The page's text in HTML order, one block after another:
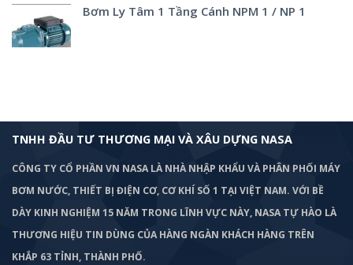
Bơm Ly Tâm 1 Tầng Cánh NPM 1 / NP 1
TNHH ĐẦU TƯ THƯƠNG MẠI VÀ XÂU DỰNG NASA
CÔNG TY CỔ PHẦN VN NASA LÀ NHÀ NHẬP KHẨU VÀ PHÂN PHỐI MÁY
BƠM NƯỚC, THIẾT BỊ ĐIỆN CƠ, CƠ KHÍ SỐ 1 TẠI VIỆT NAM. VỚI BỀ
DÀY KINH NGHIỆM 15 NĂM TRONG LĨNH VỰC NÀY, NASA TỰ HÀO LÀ
THƯƠNG HIỆU TIN DÙNG CỦA HÀNG NGÀN KHÁCH HÀNG TRÊN
KHẮP 63 TỈNH, THÀNH PHỐ.